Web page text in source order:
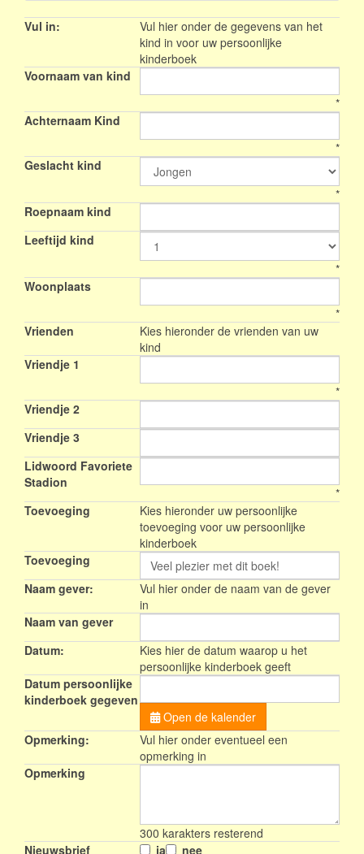
Vul in:
Vul hier onder de gegevens van het
kind in voor uw persoonlijke
kinderboek
Voornaam van kind
*
Achternaam Kind
*
Geslacht kind
*
Roepnaam kind
Leeftijd kind
*
Woonplaats
*
Vrienden
Kies hieronder de vrienden van uw
kind
Vriendje 1
*
Vriendje 2
Vriendje 3
Lidwoord Favoriete
Stadion
*
Toevoeging
Kies hieronder uw persoonlijke
toevoeging voor uw persoonlijke
kinderboek
Toevoeging
Naam gever:
Vul hier onder de naam van de gever
in
Naam van gever
Datum:
Kies hier de datum waarop u het
persoonlijke kinderboek geeft
Datum persoonlijke
kinderboek gegeven
Open de kalender
Opmerking:
Vul hier onder eventueel een
opmerking in
Opmerking
300 karakters resterend
Nieuwsbrief
ja nee